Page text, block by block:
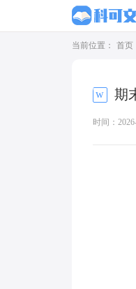
当前位置： 首页
期
时间：